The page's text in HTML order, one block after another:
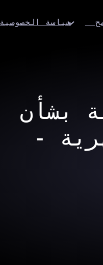
سياسة الخصوصية
بشأن
-